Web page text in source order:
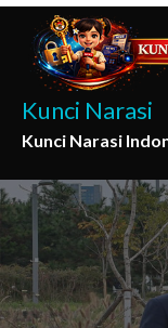
Skip
content
Kunci Narasi
Kunci Narasi